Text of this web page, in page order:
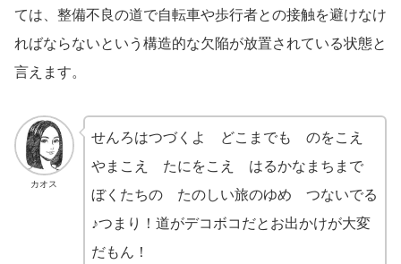
ては、整備不良の道で自転車や歩行者との接触を避けなけ
ればならないという構造的な欠陥が放置されている状態と
言えます。
カオス
せんろはつづくよ どこまでも のをこえ
やまこえ たにをこえ はるかなまちまで
ぼくたちの たのしい旅のゆめ つないでる
♪つまり！道がデコボコだとお出かけが大変
だもん！